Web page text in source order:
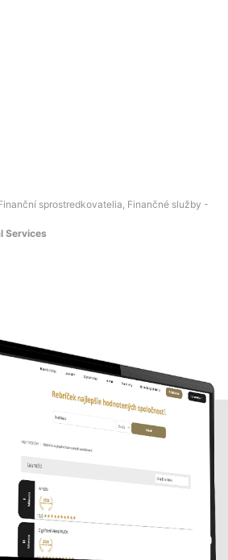
sprostredkovatelia, Finančné služby -
Services